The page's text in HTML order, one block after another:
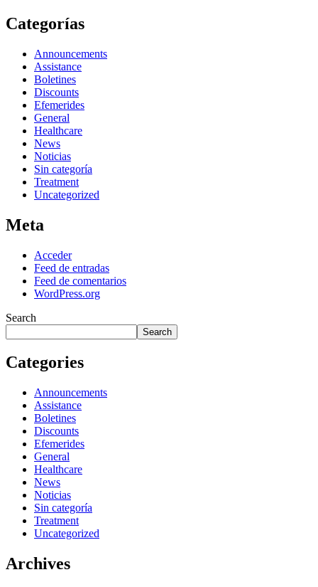
Categorías
Announcements
Assistance
Boletines
Discounts
Efemerides
General
Healthcare
News
Noticias
Sin categoría
Treatment
Uncategorized
Meta
Acceder
Feed de entradas
Feed de comentarios
WordPress.org
Search
Search
Categories
Announcements
Assistance
Boletines
Discounts
Efemerides
General
Healthcare
News
Noticias
Sin categoría
Treatment
Uncategorized
Archives